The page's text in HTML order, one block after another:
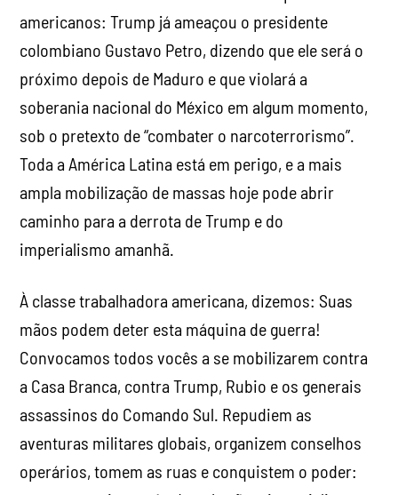
americanos: Trump já ameaçou o presidente
colombiano Gustavo Petro, dizendo que ele será o
próximo depois de Maduro e que violará a
soberania nacional do México em algum momento,
sob o pretexto de “combater o narcoterrorismo”.
Toda a América Latina está em perigo, e a mais
ampla mobilização de massas hoje pode abrir
caminho para a derrota de Trump e do
imperialismo amanhã.
À classe trabalhadora americana, dizemos: Suas
mãos podem deter esta máquina de guerra!
Convocamos todos vocês a se mobilizarem contra
a Casa Branca, contra Trump, Rubio e os generais
assassinos do Comando Sul. Repudiem as
aventuras militares globais, organizem conselhos
operários, tomem as ruas e conquistem o poder: